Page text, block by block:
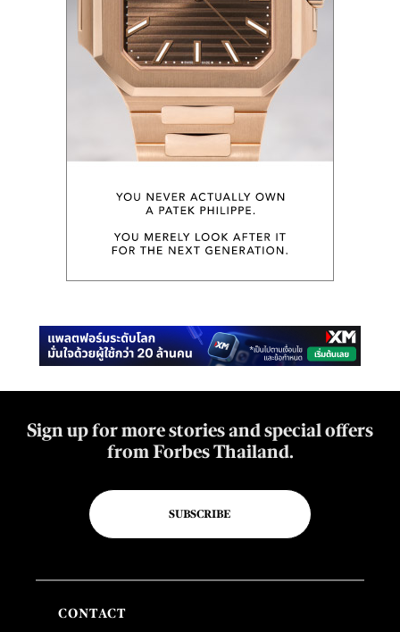
Sign up for more stories and special offers
from Forbes Thailand.
SUBSCRIBE
CONTACT